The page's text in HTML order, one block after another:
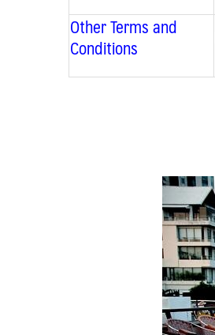
Other Terms and
Conditions